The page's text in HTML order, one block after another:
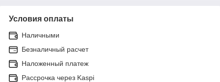
Условия оплаты
Наличными
Безналичный расчет
Наложенный платеж
Рассрочка через Kaspi